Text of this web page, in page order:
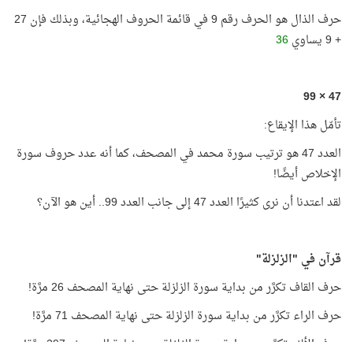
حرف الذال هو الحرف رقم 9 في قائمة الحروف الهجائية، وبذلك فإن 27
+ 9 يساوي
36
47 × 99
تأمّل هذا الإيقاع:
العدد 47 هو ترتيب سورة محمد في المصحف، كما أنه عدد حروف سورة
الإخلاص أيضًا!
لقد اعتدنا أن نرى كثيرًا العدد 47 إلى جانب العدد 99.. أين هو الآن؟
قرآن في "الزلزلة"
حرف القاف تكرَّر من بداية سورة الزلزلة حتى نهاية المصحف 26 مرَّة!
حرف الراء تكرَّر من بداية سورة الزلزلة حتى نهاية المصحف 71 مرَّة!